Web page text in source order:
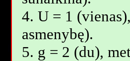
4. U = 1
asmenybę).
5. g = 2 (du),